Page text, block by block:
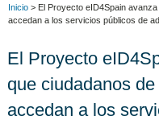
Inicio > El Proyecto eID4Spain
accedan a los servicios públicos de
El Proyecto
que ciudadanos
accedan a los